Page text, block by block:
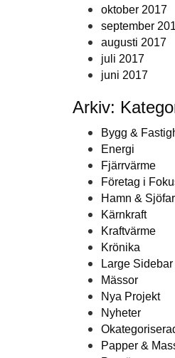
oktober 2017
september
augusti 2017
juli 2017
juni 2017
Arkiv:
Bygg &
Energi
Fjärrvärme
Företag i
Hamn &
Kärnkraft
Kraftvärme
Krönika
Large Sidebar
Mässor
Nya Projekt
Nyheter
Papper &